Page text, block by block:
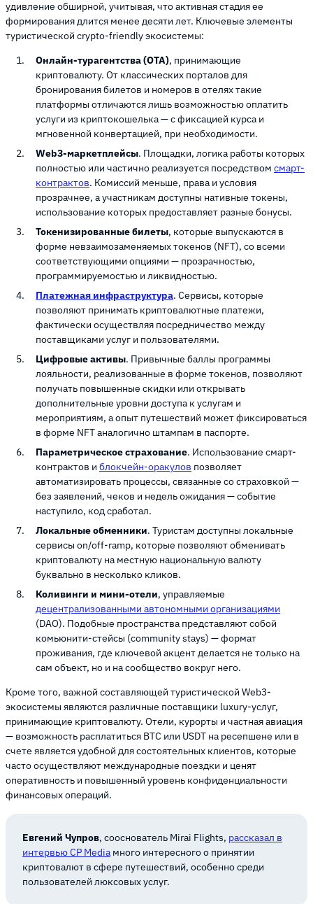
удивление обширной, учитывая, что активная стадия ее
формирования длится менее десяти лет. Ключевые элементы
туристической crypto-friendly экосистемы:
Онлайн-турагентства (OTA), принимающие
криптовалюту. От классических порталов для
бронирования билетов и номеров в отелях такие
платформы отличаются лишь возможностью оплатить
услуги из криптокошелька — с фиксацией курса и
мгновенной конвертацией, при необходимости.
Web3-маркетплейсы. Площадки, логика работы которых
полностью или частично реализуется посредством смарт-
контрактов. Комиссий меньше, права и условия
прозрачнее, а участникам доступны нативные токены,
использование которых предоставляет разные бонусы.
Токенизированные билеты, которые выпускаются в
форме невзаимозаменяемых токенов (NFT), со всеми
соответствующими опциями — прозрачностью,
программируемостью и ликвидностью.
Платежная инфраструктура. Сервисы, которые
позволяют принимать криптовалютные платежи,
фактически осуществляя посредничество между
поставщиками услуг и пользователями.
Цифровые активы. Привычные баллы программы
лояльности, реализованные в форме токенов, позволяют
получать повышенные скидки или открывать
дополнительные уровни доступа к услугам и
мероприятиям, а опыт путешествий может фиксироваться
в форме NFT аналогично штампам в паспорте.
Параметрическое страхование. Использование смарт-
контрактов и блокчейн-оракулов позволяет
автоматизировать процессы, связанные со страховкой —
без заявлений, чеков и недель ожидания — событие
наступило, код сработал.
Локальные обменники. Туристам доступны локальные
сервисы on/off-ramp, которые позволяют обменивать
криптовалюту на местную национальную валюту
буквально в несколько кликов.
Коливинги и мини-отели, управляемые
децентрализованными автономными организациями
(DAO). Подобные пространства представляют собой
комьюнити-стейсы (community stays) — формат
проживания, где ключевой акцент делается не только на
сам объект, но и на сообщество вокруг него.
Кроме того, важной составляющей туристической Web3-
экосистемы являются различные поставщики luxury-услуг,
принимающие криптовалюту. Отели, курорты и частная авиация
— возможность расплатиться BTC или USDT на ресепшене или в
счете является удобной для состоятельных клиентов, которые
часто осуществляют международные поездки и ценят
оперативность и повышенный уровень конфиденциальности
финансовых операций.
Евгений Чупров, сооснователь Mirai Flights, рассказал в
интервью CP Media много интересного о принятии
криптовалют в сфере путешествий, особенно среди
пользователей люксовых услуг.